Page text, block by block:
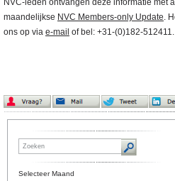
NVC-leden ontvangen deze informatie met
maandelijkse NVC Members-only Update.
ons op via e-mail of bel: +31-(0)182-512411.
Selecteer Maand